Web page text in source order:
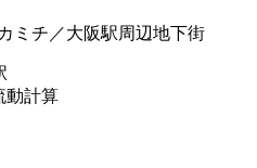
ミチ／大阪駅周辺地下街
動計算